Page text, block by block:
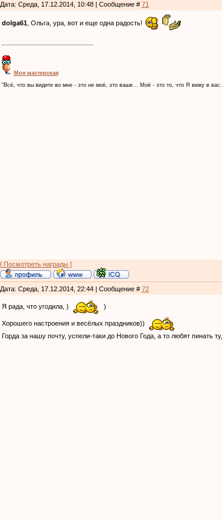
Дата: Среда, 17.12.2014, 10:48 | Сообщение # 71
dolga61, Ольга, ура, вот и еще одна радость!
Моя мастерская
"Всё, что вы видите во мне - это не моё, это ваше... Моё - это то, что Я вижу в
[ Посмотреть награды ]
Дата: Среда, 17.12.2014, 22:44 | Сообщение # 72
Я рада, что угодила, ) )
Хорошего настроения и весёлых праздников))
Горда за нашу почту, успели-таки до Нового Года, а то любят пинать